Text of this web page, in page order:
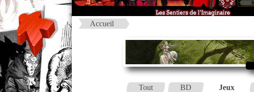
Accueil
Tout BD Jeux